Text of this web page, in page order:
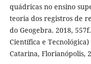
quádricas no ensino
teoria dos registros de
do Geogebra. 2018,
Científica e
Catarina, Florianópolis,